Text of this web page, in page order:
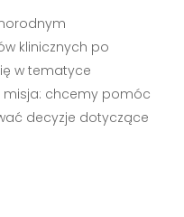
klinicznych po
w tematyce
misja: chcemy pomóc
decyzje dotyczące